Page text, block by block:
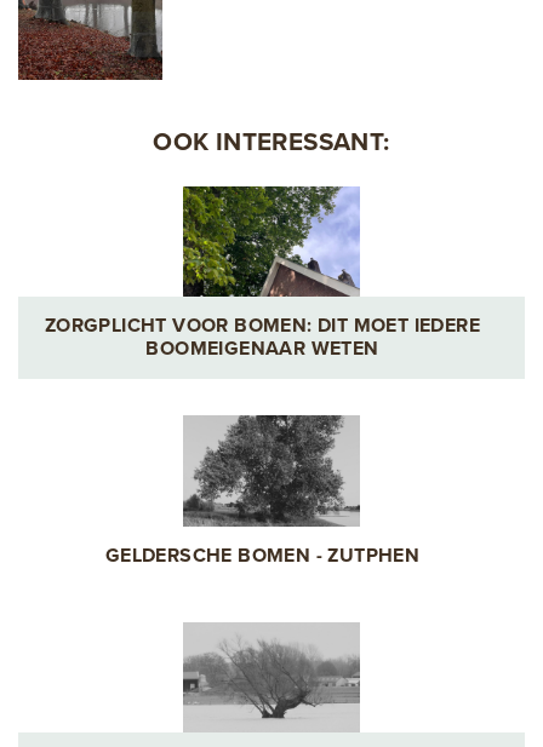
OOK INTERESSANT:
ZORGPLICHT VOOR BOMEN: DIT MOET IEDERE
BOOMEIGENAAR WETEN
GELDERSCHE BOMEN - ZUTPHEN